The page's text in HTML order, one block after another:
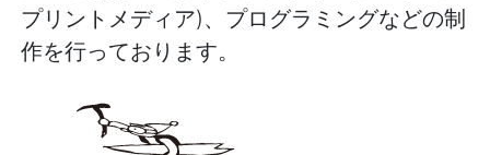
プリントメディア)、プログラミングなどの制
作を行っております。